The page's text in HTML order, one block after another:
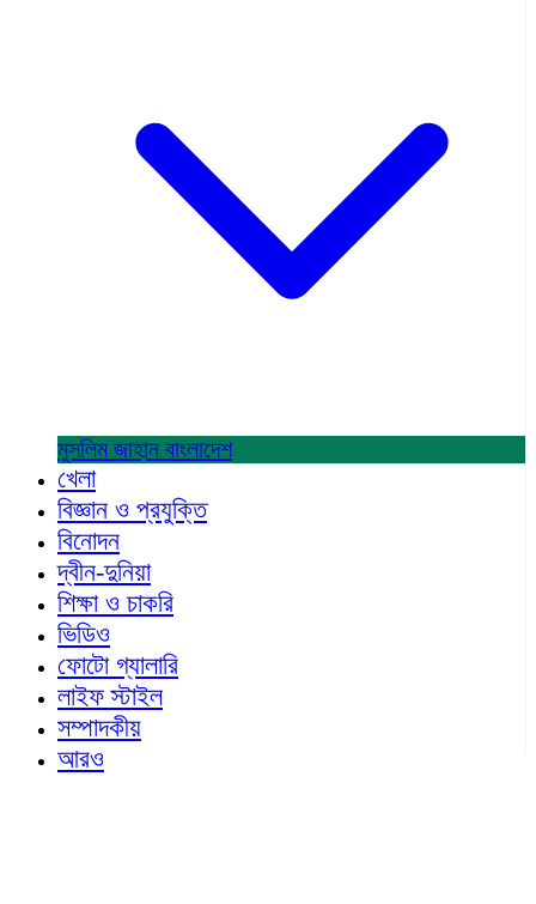
মুসলিম জাহান বাংলাদেশ
খেলা
বিজ্ঞান ও প্রযুক্তি
বিনোদন
দ্বীন-দুনিয়া
শিক্ষা ও চাকরি
ভিডিও
ফোটো গ্যালারি
লাইফ স্টাইল
সম্পাদকীয়
আরও